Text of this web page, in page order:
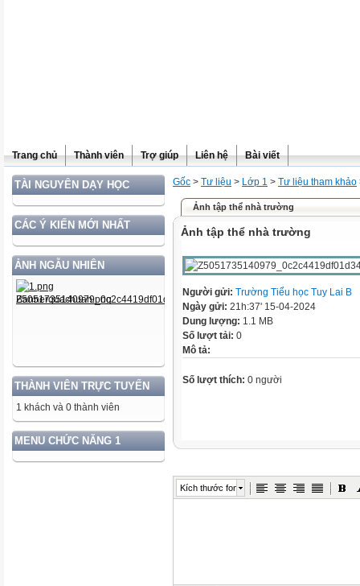
Trang chủ Thành viên Trợ giúp Liên hệ Bài viết
TÀI NGUYÊN DẠY HỌC
CÁC Ý KIẾN MỚI NHẤT
ẢNH NGẪU NHIÊN
THÀNH VIÊN TRỰC TUYẾN
1 khách và 0 thành viên
MENU CHỨC NĂNG 1
Gốc > Tư liệu > Lớp 1 > Tư liệu tham khảo
Ảnh tập thể nhà trường
Ảnh tập thể nhà trường
Người gửi: Trường Tiểu học Tuy Lai B
Ngày gửi: 21h:37' 15-04-2024
Dung lượng: 1.1 MB
Số lượt tải: 0
Mô tả:
Số lượt thích: 0 người
Kích thước font